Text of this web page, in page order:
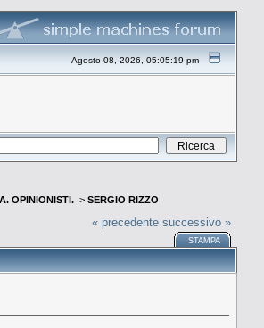
Agosto 08, 2026, 05:05:19 pm
OPINIONISTI. > SERGIO RIZZO
« precedente successivo »
STAMPA